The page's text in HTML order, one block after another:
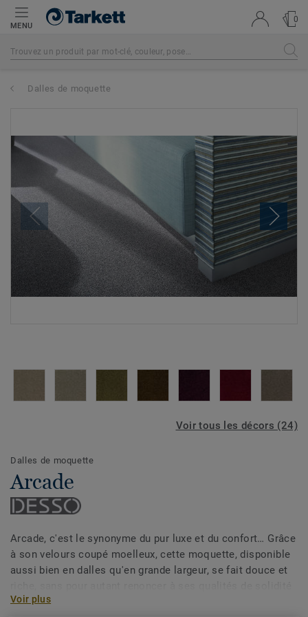
MENU
0
Dalles de moquette
Voir tous les décors (24)
Dalles de moquette
Arcade
Arcade, c'est le synonyme du pur luxe et du confort… Grâce
à son velours coupé moelleux, cette moquette, disponible
aussi bien en dalles qu'en grande largeur, se fait douce et
et de durabilité. On se sent bien en sécurité, un peu comme
Voir plus